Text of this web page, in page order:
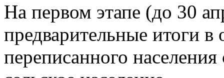
На первом этапе (до 30
предварительные итоги
переписанного